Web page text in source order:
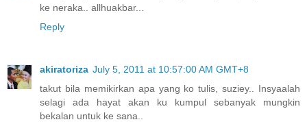
ke neraka.. allhuakbar...
Reply
akiratoriza July 5, 2011 at 10:57:00 AM GMT+8
takut bila memikirkan apa yang ko tulis, suziey.. Insyaalah
selagi ada hayat akan ku kumpul sebanyak mungkin
bekalan untuk ke sana..